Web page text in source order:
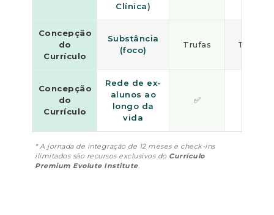
Clínica)
Concepção
do
Currículo
Substância
(foco)
Trufas Trufas
Concepção
do
Currículo
Rede de ex-
alunos ao
longo da
vida
✅
* A jornada de integração de 12 meses e check-ins
ilimitados são recursos exclusivos do Currículo
Premium Evolute Institute.